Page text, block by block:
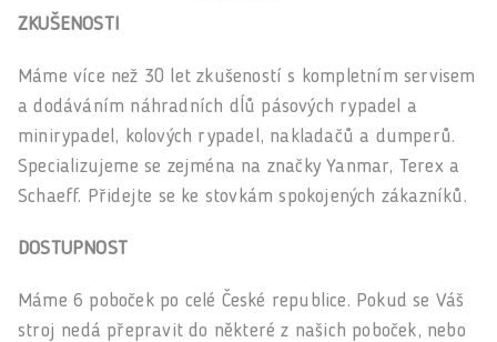
ZKUŠENOSTI
Máme více než 30 let zkušeností s kompletním servisem
a dodáváním náhradních dĺů pásových rypadel a
minirypadel, kolových rypadel, nakladačů a dumperů.
Specializujeme se zejména na značky Yanmar, Terex a
Schaeff. Přidejte se ke stovkám spokojených zákazníků.
DOSTUPNOST
Máme 6 poboček po celé České republice. Pokud se Váš
stroj nedá přepravit do některé z našich poboček, nebo